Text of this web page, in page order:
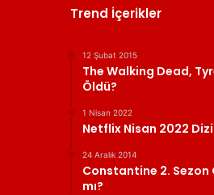
Trend İçerikler
12 Şubat 2015
The Walking Dead,
Öldü?
1 Nisan 2022
Netflix Nisan 2022
24 Aralık 2014
Constantine 2. Sezon
mı?